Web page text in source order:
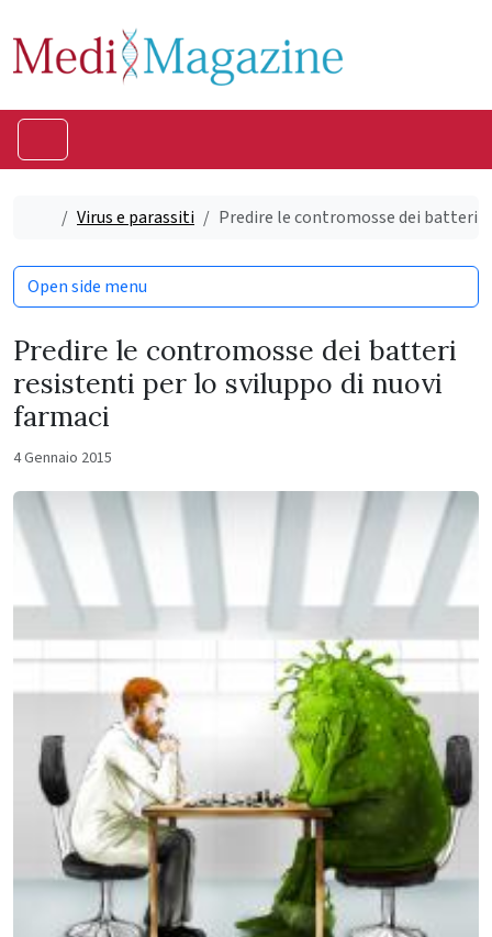
Home
Virus e parassiti Predire le contromosse dei batteri
Predire le contromosse dei batteri
resistenti per lo sviluppo di nuovi
farmaci
4 Gennaio 2015
Open side menu